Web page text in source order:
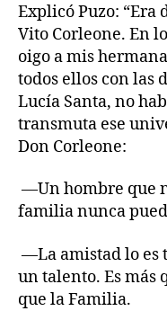
Explicó Puzo: “Era
Vito Corleone. En
oigo a mis
todos ellos con las
Lucía Santa, no
transmuta ese
Don Corleone:
—Un hombre que
familia nunca
—La amistad lo es
un talento. Es más
que la Familia.